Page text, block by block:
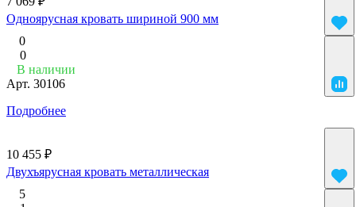
Одноярусная кровать шириной 900 мм
0
0
В наличии
Арт. 30106
Подробнее
10 455 ₽
Двухъярусная кровать металлическая
5